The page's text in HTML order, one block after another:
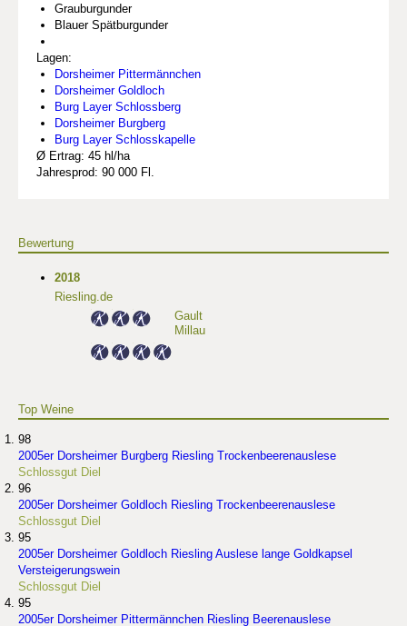
Grauburgunder
Blauer Spätburgunder
Lagen:
Dorsheimer Pittermännchen
Dorsheimer Goldloch
Burg Layer Schlossberg
Dorsheimer Burgberg
Burg Layer Schlosskapelle
Ø Ertrag: 45 hl/ha
Jahresprod: 90 000 Fl.
Bewertung
2018
Riesling.de
Gault
Millau
Top Weine
98
2005er Dorsheimer Burgberg Riesling Trockenbeerenauslese
Schlossgut Diel
96
2005er Dorsheimer Goldloch Riesling Trockenbeerenauslese
Schlossgut Diel
95
2005er Dorsheimer Goldloch Riesling Auslese lange Goldkapsel
Versteigerungswein
Schlossgut Diel
95
2005er Dorsheimer Pittermännchen Riesling Beerenauslese